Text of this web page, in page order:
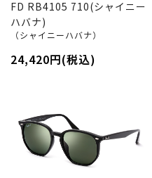
FD RB4105 710(シャイニー
ハバナ)
（シャイニーハバナ）
24,420円(税込)